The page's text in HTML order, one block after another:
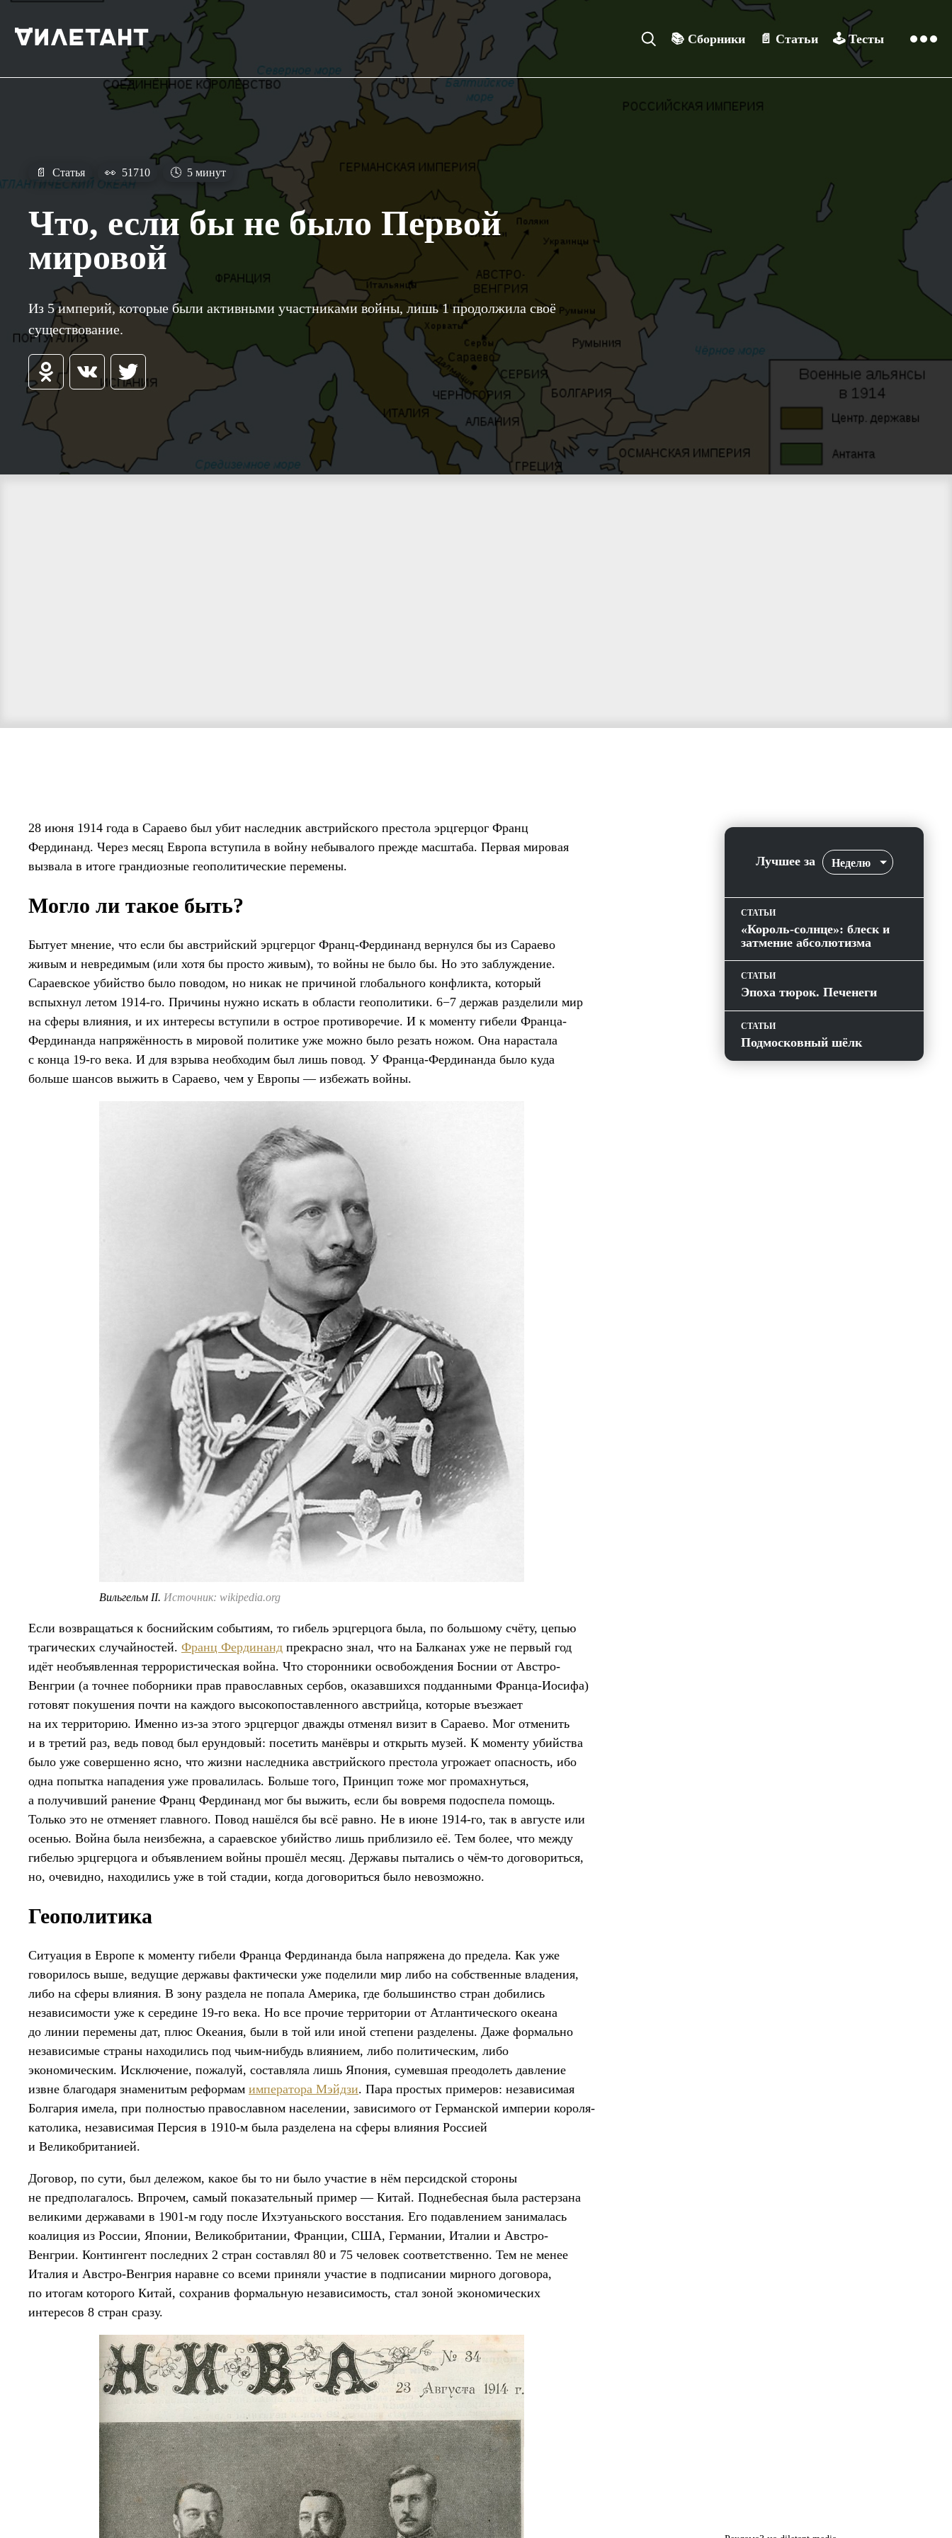
📚 Сборники 📄 Статьи 🕹️Тесты
📄 Статья 👀 51710 🕓 5 минут
Что, если бы не было Первой
мировой
Из 5 империй, которые были активными участниками войны, лишь 1 продолжила своё
существование.
28 июня 1914 года в Сараево был убит наследник австрийского престола эрцгерцог Франц
Фердинанд. Через месяц Европа вступила в войну небывалого прежде масштаба. Первая мировая
вызвала в итоге грандиозные геополитические перемены.
Могло ли такое быть?
Бытует мнение, что если бы австрийский эрцгерцог Франц-Фердинанд вернулся бы из Сараево
живым и невредимым (или хотя бы просто живым), то войны не было бы. Но это заблуждение.
Сараевское убийство было поводом, но никак не причиной глобального конфликта, который
вспыхнул летом 1914-го. Причины нужно искать в области геополитики. 6−7 держав разделили мир
на сферы влияния, и их интересы вступили в острое противоречие. И к моменту гибели Франца-
Фердинанда напряжённость в мировой политике уже можно было резать ножом. Она нарастала
с конца 19-го века. И для взрыва необходим был лишь повод. У Франца-Фердинанда было куда
больше шансов выжить в Сараево, чем у Европы — избежать войны.
Вильгельм II. Источник: wikipedia.org
Если возвращаться к боснийским событиям, то гибель эрцгерцога была, по большому счёту, цепью
трагических случайностей. Франц Фердинанд прекрасно знал, что на Балканах уже не первый год
идёт необъявленная террористическая война. Что сторонники освобождения Боснии от Австро-
Венгрии (а точнее поборники прав православных сербов, оказавшихся подданными Франца-Иосифа)
готовят покушения почти на каждого высокопоставленного австрийца, которые въезжает
на их территорию. Именно из-за этого эрцгерцог дважды отменял визит в Сараево. Мог отменить
и в третий раз, ведь повод был ерундовый: посетить манёвры и открыть музей. К моменту убийства
было уже совершенно ясно, что жизни наследника австрийского престола угрожает опасность, ибо
одна попытка нападения уже провалилась. Больше того, Принцип тоже мог промахнуться,
а получивший ранение Франц Фердинанд мог бы выжить, если бы вовремя подоспела помощь.
Только это не отменяет главного. Повод нашёлся бы всё равно. Не в июне 1914-го, так в августе или
осенью. Война была неизбежна, а сараевское убийство лишь приблизило её. Тем более, что между
гибелью эрцгерцога и объявлением войны прошёл месяц. Державы пытались о чём-то договориться,
но, очевидно, находились уже в той стадии, когда договориться было невозможно.
Геополитика
Ситуация в Европе к моменту гибели Франца Фердинанда была напряжена до предела. Как уже
говорилось выше, ведущие державы фактически уже поделили мир либо на собственные владения,
либо на сферы влияния. В зону раздела не попала Америка, где большинство стран добились
независимости уже к середине 19-го века. Но все прочие территории от Атлантического океана
до линии перемены дат, плюс Океания, были в той или иной степени разделены. Даже формально
независимые страны находились под чьим-нибудь влиянием, либо политическим, либо
экономическим. Исключение, пожалуй, составляла лишь Япония, сумевшая преодолеть давление
извне благодаря знаменитым реформам императора Мэйдзи. Пара простых примеров: независимая
Болгария имела, при полностью православном населении, зависимого от Германской империи короля-
католика, независимая Персия в 1910-м была разделена на сферы влияния Россией
и Великобританией.
Договор, по сути, был дележом, какое бы то ни было участие в нём персидской стороны
не предполагалось. Впрочем, самый показательный пример — Китай. Поднебесная была растерзана
великими державами в 1901-м году после Ихэтуаньского восстания. Его подавлением занималась
коалиция из России, Японии, Великобритании, Франции, США, Германии, Италии и Австро-
Венгрии. Контингент последних 2 стран составлял 80 и 75 человек соответственно. Тем не менее
Италия и Австро-Венгрия наравне со всеми приняли участие в подписании мирного договора,
по итогам которого Китай, сохранив формальную независимость, стал зоной экономических
интересов 8 стран сразу.
Лучшее за Неделю
СТАТЬИ
«Король-солнце»: блеск и
затмение абсолютизма
СТАТЬИ
Эпоха тюрок. Печенеги
СТАТЬИ
Подмосковный шёлк